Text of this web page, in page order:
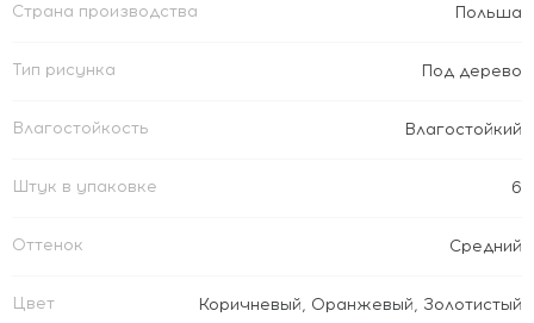
Страна производства Польша
Тип рисунка Под дерево
Влагостойкость Влагостойкий
Штук в упаковке 6
Оттенок Средний
Цвет Коричневый, Оранжевый, Золотистый